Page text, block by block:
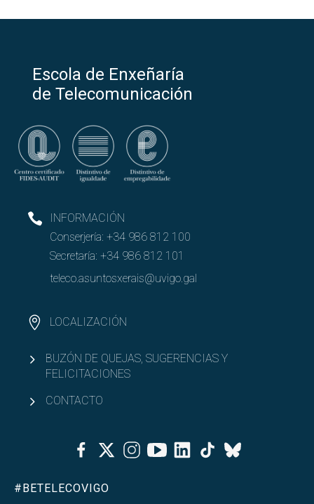
Escola de Enxeñaría
de Telecomunicación
INFORMACIÓN
Conserjería: +34 986 812 100
Secretaría: +34 986 812 101
teleco.asuntosxerais@uvigo.gal
LOCALIZACIÓN
BUZÓN DE QUEJAS, SUGERENCIAS Y
FELICITACIONES
CONTACTO
FacebookTwitterInstagramYoutubeLinkedinTiktok
Bluesky
#BETELECOVIGO